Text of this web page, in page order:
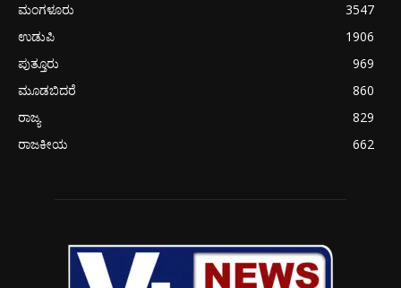
ಮಂಗಳೂರು
3547
ಉಡುಪಿ
1906
ಪುತ್ತೂರು
969
ಮೂಡಬಿದರೆ
860
ರಾಜ್ಯ
829
ರಾಜಕೀಯ
662